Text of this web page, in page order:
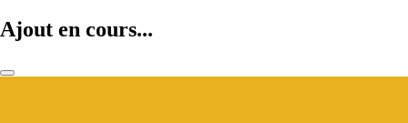
Ajout en cours...